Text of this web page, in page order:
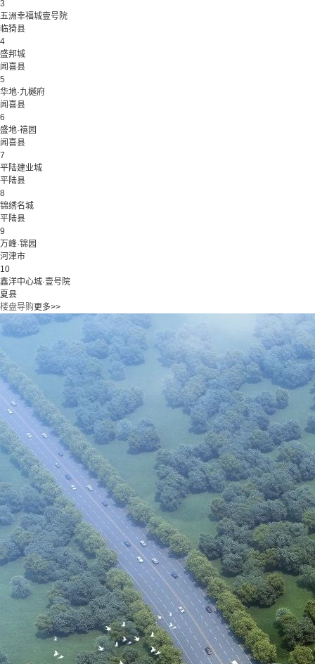
3
五洲幸福城壹号院
临猗县
4
盛邦城
闻喜县
5
华地·九樾府
闻喜县
6
盛地·禧园
闻喜县
7
平陆建业城
平陆县
8
锦绣名城
平陆县
9
万峰·锦园
河津市
10
鑫洋中心城·壹号院
夏县
楼盘导购更多>>